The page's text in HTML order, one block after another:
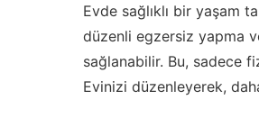
Evde sağlıklı bir yaşam
düzenli egzersiz yapma
sağlanabilir. Bu, sadece
Evinizi düzenleyerek,